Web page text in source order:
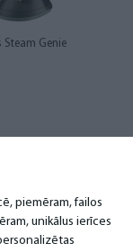
piemēram, failos
unikālus ierīces
Steam Genie